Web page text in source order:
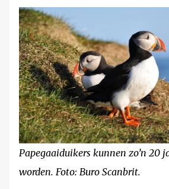
Papegaaiduikers kunnen zo’n 20
worden. Foto: Buro Scanbrit.